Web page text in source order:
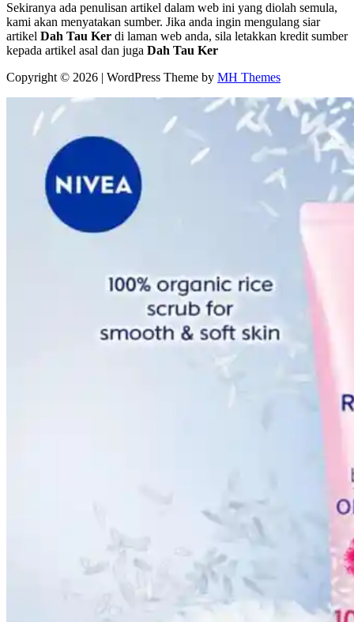
Sekiranya ada penulisan artikel dalam web ini yang diolah semula,
kami akan menyatakan sumber. Jika anda ingin mengulang siar
artikel Dah Tau Ker di laman web anda, sila letakkan kredit sumber
kepada artikel asal dan juga Dah Tau Ker
Copyright © 2026 | WordPress Theme by MH Themes